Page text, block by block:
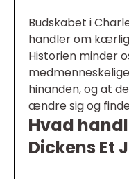
Budskabet i
handler om
Historien minder
hinanden, og at
ændre sig og
Hvad
Dickens Et